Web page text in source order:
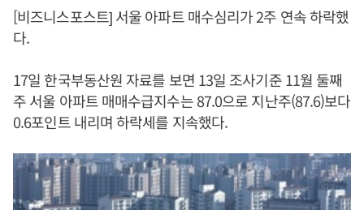
[비즈니스포스트] 서울 아파트 매수심리가 2주 연속 하락했
다.
17일 한국부동산원 자료를 보면 13일 조사기준 11월 둘째
주 서울 아파트 매매수급지수는 87.0으로 지난주(87.6)보다
0.6포인트 내리며 하락세를 지속했다.